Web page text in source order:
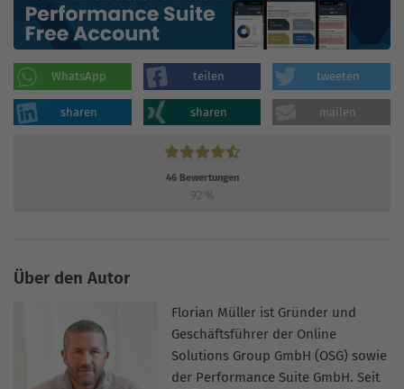
WhatsApp teilen tweeten
sharen sharen mailen
46Bewertungen
92 %
Über den Autor
Florian Müller ist Gründer und
Geschäftsführer der Online
Solutions Group GmbH (OSG) sowie
der Performance Suite GmbH. Seit